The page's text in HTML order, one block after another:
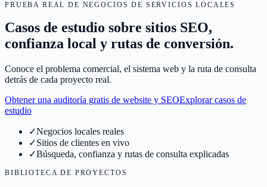
PRUEBA REAL DE NEGOCIOS DE SERVICIOS LOCALES
Casos de estudio sobre sitios SEO,
confianza local y rutas de conversión.
Conoce el problema comercial, el sistema web y la ruta de consulta
detrás de cada proyecto real.
Obtener una auditoría gratis de website y SEOExplorar casos de
estudio
✓Negocios locales reales
✓Sitios de clientes en vivo
✓Búsqueda, confianza y rutas de consulta explicadas
BIBLIOTECA DE PROYECTOS